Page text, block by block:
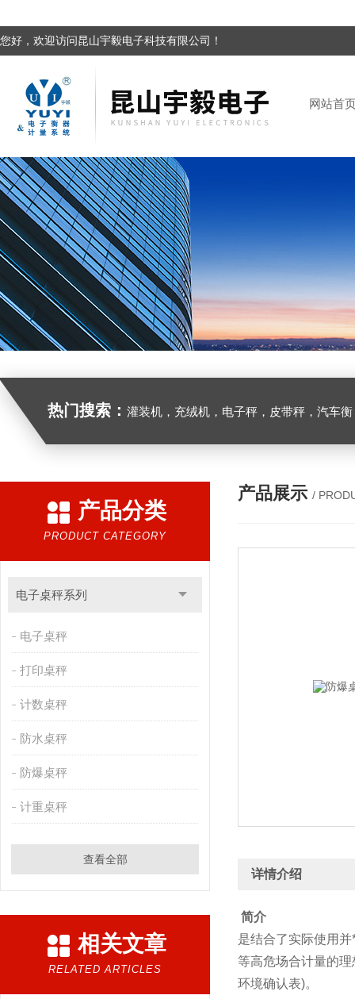
您好，欢迎访问昆山宇毅电子科技有限公司！
网站首
热门搜索： 灌装机，充绒机，电子秤，皮带秤，汽车
产品分类
PRODUCT CATEGORY
电子桌秤系列
电子桌秤
打印桌秤
计数桌秤
防水桌秤
防爆桌秤
计重桌秤
查看全部
相关文章
RELATED ARTICLES
产品展示 /
详情介绍
简介
是结合了实际使用
等高危场合计量的
环境确认表)。